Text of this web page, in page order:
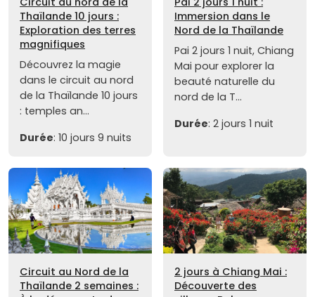
Thaïlande 10 jours :
Exploration des terres
magnifiques
Découvrez la magie
dans le circuit au nord
de la Thaïlande 10 jours
: temples an...
Durée: 10 jours 9 nuits
Immersion dans le
Nord de la Thaïlande
Pai 2 jours 1 nuit, Chiang
Mai pour explorer la
beauté naturelle du
nord de la T...
Durée: 2 jours 1 nuit
Circuit au Nord de la
Thaïlande 2 semaines :
2 jours à Chiang Mai :
Découverte des